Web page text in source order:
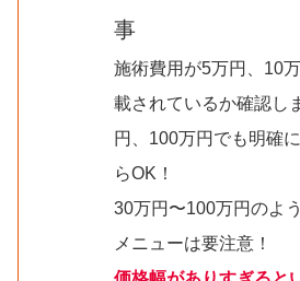
事
施術費用が5万円、10
載されているか確認し
円、100万円でも明確
らOK！
30万円〜100万円のよ
メニューは要注意！